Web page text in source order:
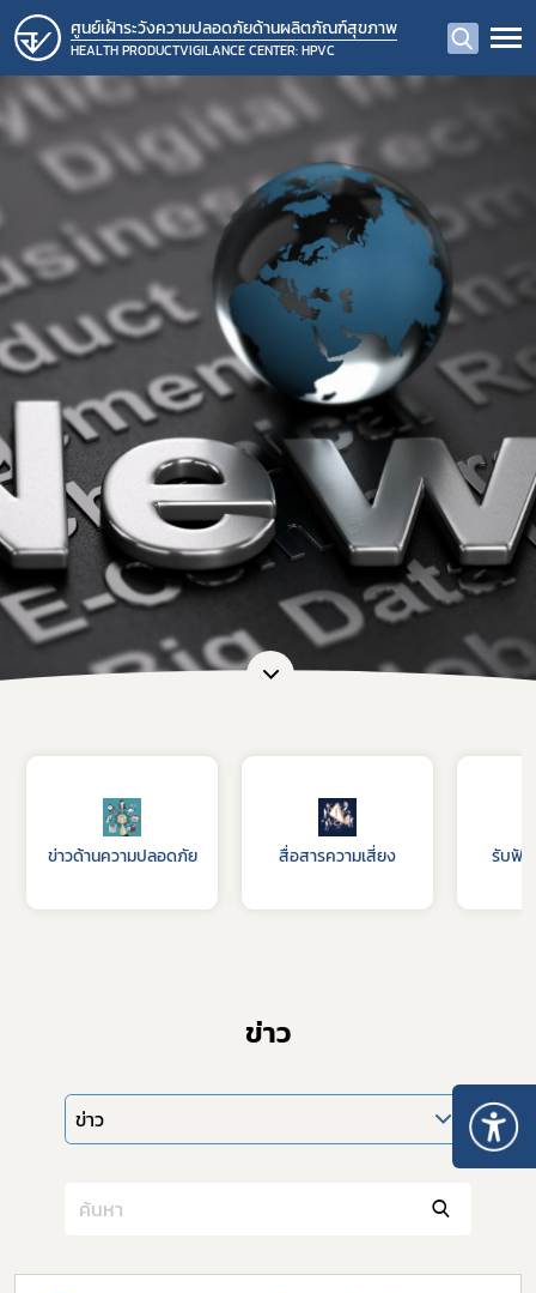
ศูนย์เฝ้าระวังความปลอดภัยด้านผลิตภัณฑ์สุขภาพ
HEALTH PRODUCTVIGILANCE CENTER: HPVC
ข่าวด้านความปลอดภัย สื่อสารความเสี่ยง รับฟัง
ข่าว
ข่าว